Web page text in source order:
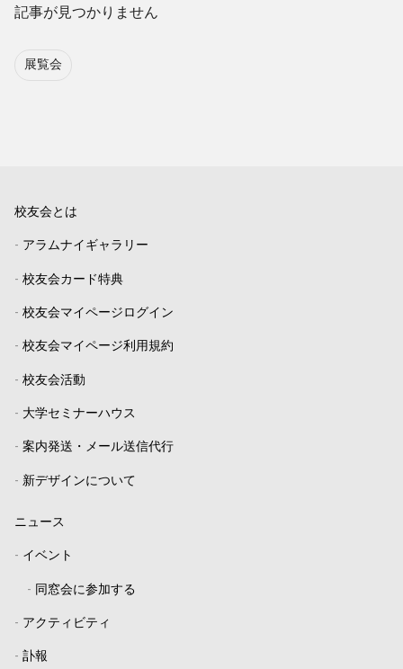
記事が見つかりません
展覧会
校友会とは
- アラムナイギャラリー
- 校友会カード特典
- 校友会マイページログイン
- 校友会マイページ利用規約
- 校友会活動
- 大学セミナーハウス
- 案内発送・メール送信代行
- 新デザインについて
ニュース
- イベント
- 同窓会に参加する
- アクティビティ
- 訃報